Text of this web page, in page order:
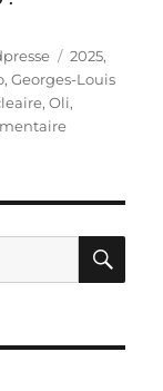
Étiquettes
2025,
,Georges-Louis
,Oli,
sur
qui
passe
mal